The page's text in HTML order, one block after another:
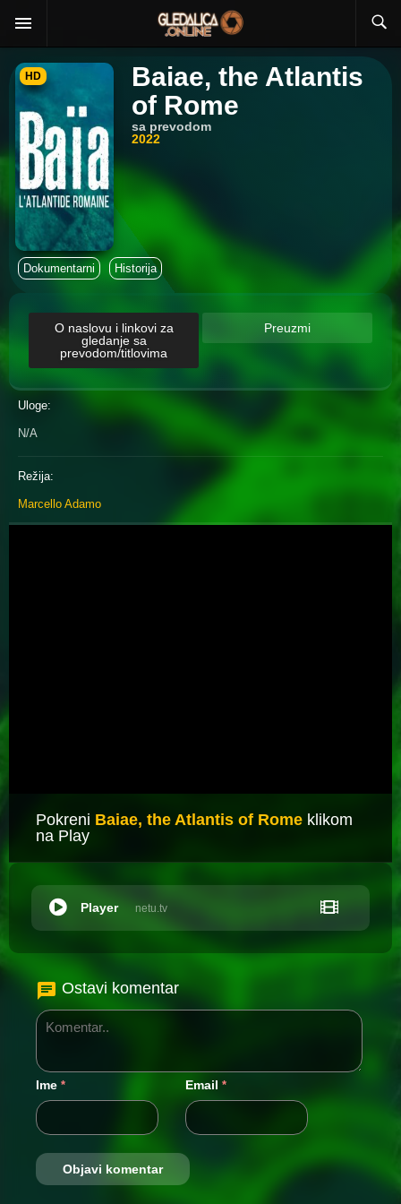
HD
Baiae, the Atlantis
of Rome
sa prevodom
2022
Dokumentarni Historija
O naslovu i linkovi za
gledanje sa
prevodom/titlovima
Preuzmi
Uloge:
N/A
Režija:
Marcello Adamo
Pokreni Baiae, the Atlantis of Rome klikom
na Play
netu.tv
Player
Ostavi komentar
Ime * Email *